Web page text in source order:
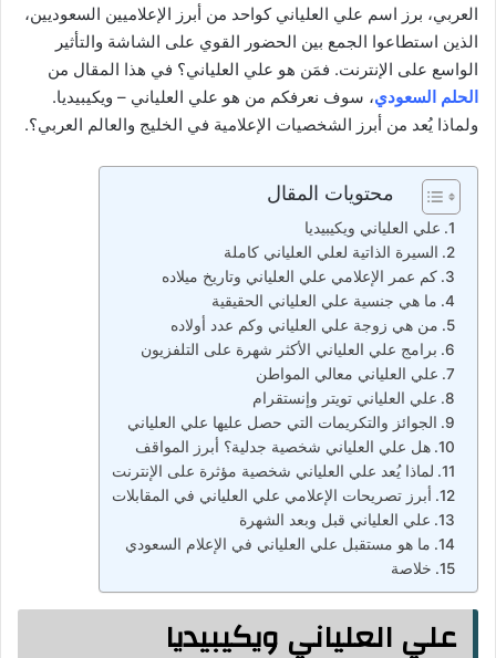
العربي، برز اسم علي العلياني كواحد من أبرز الإعلاميين السعوديين،
الذين استطاعوا الجمع بين الحضور القوي على الشاشة والتأثير
الواسع على الإنترنت. فمَن هو علي العلياني؟ في هذا المقال من
الحلم السعودي، سوف نعرفكم من هو علي العلياني – ويكيبيديا.
ولماذا يُعد من أبرز الشخصيات الإعلامية في الخليج والعالم العربي؟.
محتويات المقال
علي العلياني ويكيبيديا
السيرة الذاتية لعلي العلياني كاملة
كم عمر الإعلامي علي العلياني وتاريخ ميلاده
ما هي جنسية علي العلياني الحقيقية
من هي زوجة علي العلياني وكم عدد أولاده
برامج علي العلياني الأكثر شهرة على التلفزيون
علي العلياني معالي المواطن
علي العلياني تويتر وإنستقرام
الجوائز والتكريمات التي حصل عليها علي العلياني
هل علي العلياني شخصية جدلية؟ أبرز المواقف
لماذا يُعد علي العلياني شخصية مؤثرة على الإنترنت
أبرز تصريحات الإعلامي علي العلياني في المقابلات
علي العلياني قبل وبعد الشهرة
ما هو مستقبل علي العلياني في الإعلام السعودي
خلاصة
علي العلياني ويكيبيديا